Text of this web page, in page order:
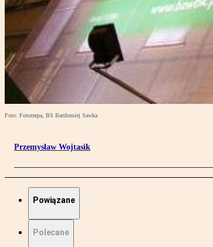
Foto: Fotorzepa, BS Bartłomiej Sawka
Przemysław Wojtasik
Powiązane
Polecane